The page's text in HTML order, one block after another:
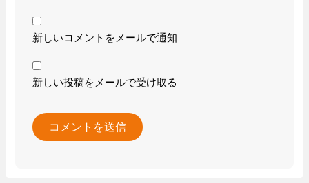
新しいコメントをメールで通知
新しい投稿をメールで受け取る